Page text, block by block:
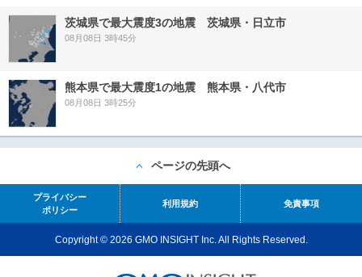
茨城県で最大震度3の地震 茨城県・日立市
08月08日 3時45分
熊本県で最大震度1の地震 熊本県・八代市
08月08日 3時25分
ページの先頭へ
プライバシー
ポリシー
利用規約 免責事項
Copyright © 2026 GMO INSIGHT Inc. All Rights Reserved.